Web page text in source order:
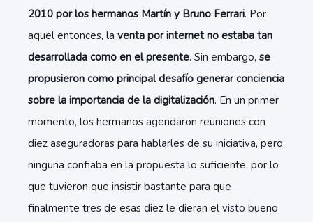
2010 por los hermanos Martín y Bruno Ferrari. Por
aquel entonces, la venta por internet no estaba tan
desarrollada como en el presente. Sin embargo, se
propusieron como principal desafío generar conciencia
sobre la importancia de la digitalización. En un primer
momento, los hermanos agendaron reuniones con
diez aseguradoras para hablarles de su iniciativa, pero
ninguna confiaba en la propuesta lo suficiente, por lo
que tuvieron que insistir bastante para que
finalmente tres de esas diez le dieran el visto bueno